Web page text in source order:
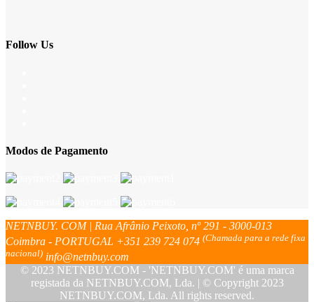
Follow Us
Modos de Pagamento
NETNBUY. COM | Rua Afrânio Peixoto, nº 291 - 3000-013
Coimbra - PORTUGAL +351 239 724 074 (Chamada para a rede fixa
nacional) info@netnbuy.com
© 2023 NETNBUY.COM - 'NETNBUY.COM' é uma marca
registada da NETNBUY.COM, Lda. | © Copyright 2023
NETNBUY.COM, Lda. All rights reserved.